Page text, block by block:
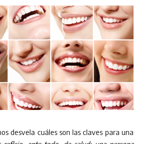
desvela cuáles son las claves para una